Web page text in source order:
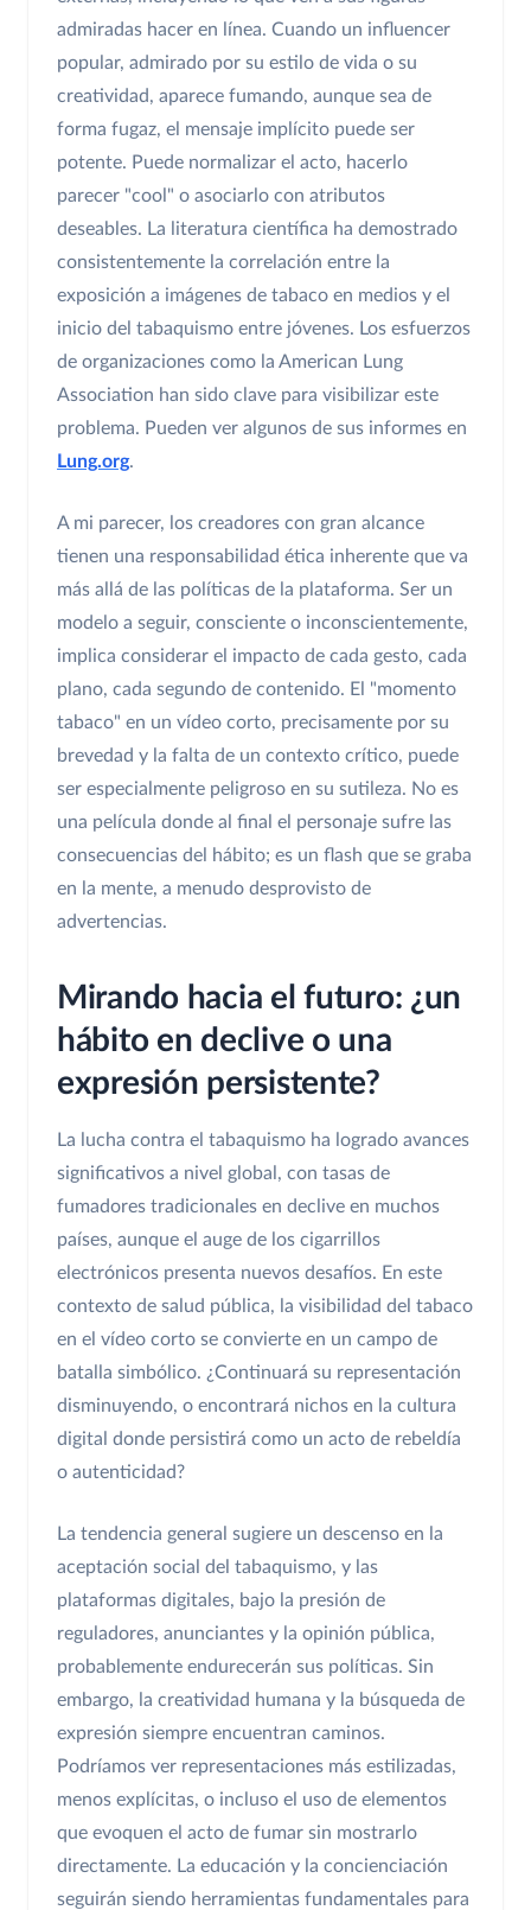
admiradas hacer en línea. Cuando un influencer
popular, admirado por su estilo de vida o su
creatividad, aparece fumando, aunque sea de
forma fugaz, el mensaje implícito puede ser
potente. Puede normalizar el acto, hacerlo
parecer "cool" o asociarlo con atributos
deseables. La literatura científica ha demostrado
consistentemente la correlación entre la
exposición a imágenes de tabaco en medios y el
inicio del tabaquismo entre jóvenes. Los esfuerzos
de organizaciones como la American Lung
Association han sido clave para visibilizar este
problema. Pueden ver algunos de sus informes en
Lung.org.
A mi parecer, los creadores con gran alcance
tienen una responsabilidad ética inherente que va
más allá de las políticas de la plataforma. Ser un
modelo a seguir, consciente o inconscientemente,
implica considerar el impacto de cada gesto, cada
plano, cada segundo de contenido. El "momento
tabaco" en un vídeo corto, precisamente por su
brevedad y la falta de un contexto crítico, puede
ser especialmente peligroso en su sutileza. No es
una película donde al final el personaje sufre las
consecuencias del hábito; es un flash que se graba
en la mente, a menudo desprovisto de
advertencias.
Mirando hacia el futuro: ¿un
hábito en declive o una
expresión persistente?
La lucha contra el tabaquismo ha logrado avances
significativos a nivel global, con tasas de
fumadores tradicionales en declive en muchos
países, aunque el auge de los cigarrillos
electrónicos presenta nuevos desafíos. En este
contexto de salud pública, la visibilidad del tabaco
en el vídeo corto se convierte en un campo de
batalla simbólico. ¿Continuará su representación
disminuyendo, o encontrará nichos en la cultura
digital donde persistirá como un acto de rebeldía
o autenticidad?
La tendencia general sugiere un descenso en la
aceptación social del tabaquismo, y las
plataformas digitales, bajo la presión de
reguladores, anunciantes y la opinión pública,
probablemente endurecerán sus políticas. Sin
embargo, la creatividad humana y la búsqueda de
expresión siempre encuentran caminos.
Podríamos ver representaciones más estilizadas,
menos explícitas, o incluso el uso de elementos
que evoquen el acto de fumar sin mostrarlo
directamente. La educación y la concienciación
seguirán siendo herramientas fundamentales para